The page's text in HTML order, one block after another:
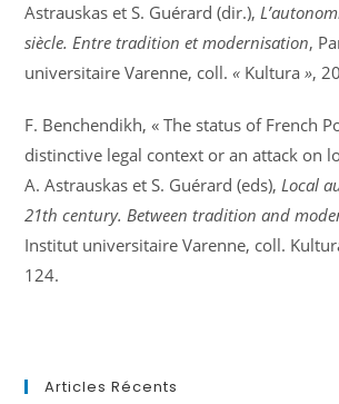
Astrauskas et S. Guérard (dir.),
siècle. Entre tradition et modernisation,
universitaire Varenne, coll.« Kultura»,
F. Benchendikh, « The status of French
distinctive legal context or an attack on
A. Astrauskas et S. Guérard (eds),Local
21th century. Between tradition and
Institut universitaire Varenne, coll.
124.
Articles Récents